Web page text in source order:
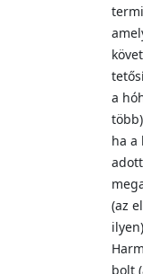
a
ha a
(az
bolt